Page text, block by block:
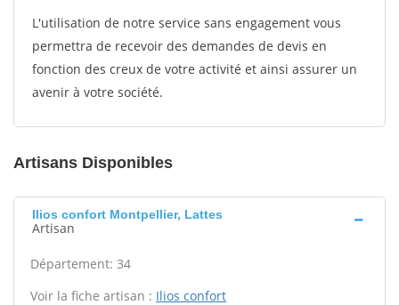
L'utilisation de notre service sans engagement vous
permettra de recevoir des demandes de devis en
fonction des creux de votre activité et ainsi assurer un
avenir à votre société.
Artisans Disponibles
Ilios confort Montpellier, Lattes
Artisan
Département: 34
Voir la fiche artisan : Ilios confort